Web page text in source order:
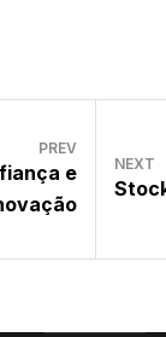
PREV
e
NEXT